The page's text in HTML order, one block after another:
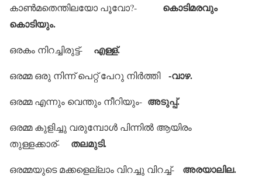
കാണ്‍മതെന്തിലയോ പൂവോ?- കൊടിമരവും
കൊടിയും.
ഒരകം നിറച്ചിരുട്ട്- എള്ള്.
ഒരമ്മ ഒരു നിന്ന് പെറ്റ് പേറു നിര്‍ത്തി -വാഴ.
ഒരമ്മ എന്നും വെന്തും നീറിയും- അടുപ്പ്.
ഒരമ്മ കുളിച്ചു വരുമ്പോള്‍ പിന്നില്‍ ആയിരം
തുള്ളക്കാര്- തലമുടി.
ഒരമ്മയുടെ മക്കളെല്ലാം വിറച്ചു വിറച്ച്- അരയാലില.